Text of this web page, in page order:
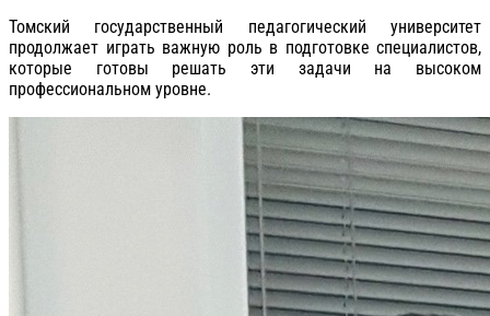
Томский государственный педагогический университет
продолжает играть важную роль в подготовке специалистов,
которые готовы решать эти задачи на высоком
профессиональном уровне.